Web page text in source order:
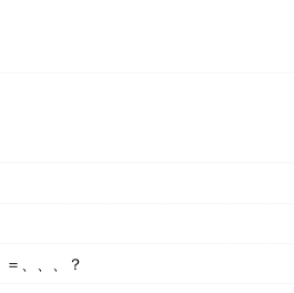
、、、？